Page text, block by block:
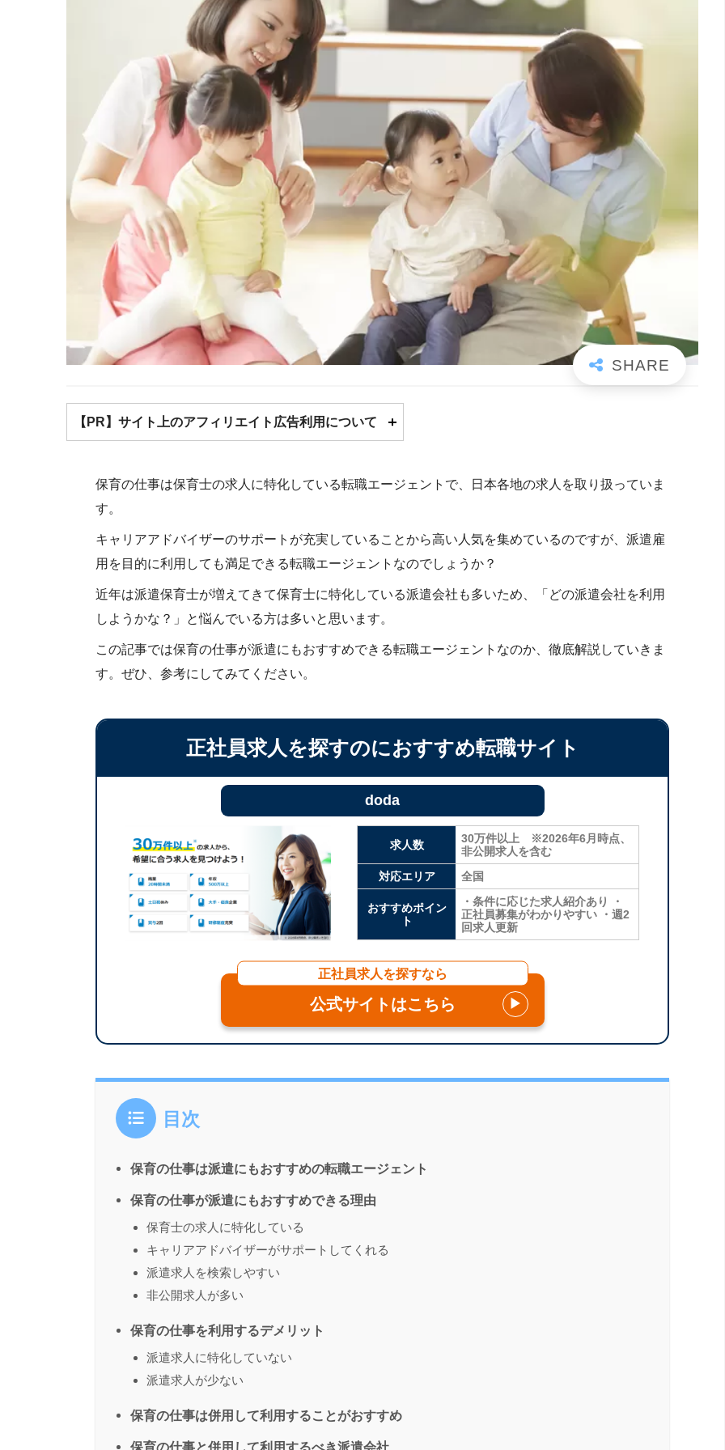
【PR】サイト上のアフィリエイト広告利用について
保育の仕事は保育士の求人に特化している転職エージェントで、日本各地の求人を取り扱っていま
す。
キャリアアドバイザーのサポートが充実していることから高い人気を集めているのですが、派遣雇
用を目的に利用しても満足できる転職エージェントなのでしょうか？
近年は派遣保育士が増えてきて保育士に特化している派遣会社も多いため、「どの派遣会社を利用
しようかな？」と悩んでいる方は多いと思います。
この記事では保育の仕事が派遣にもおすすめできる転職エージェントなのか、徹底解説していきま
す。ぜひ、参考にしてみてください。
正社員求人を探すのにおすすめ転職サイト
doda
求人数
30万件以上 ※2026年6月時点、
非公開求人を含む
対応エリア
全国
おすすめポイン
ト
・条件に応じた求人紹介あり ・
正社員募集がわかりやすい ・週2
回求人更新
正社員求人を探すなら
公式サイトはこちら ▶
目次
保育の仕事は派遣にもおすすめの転職エージェント
保育の仕事が派遣にもおすすめできる理由
保育士の求人に特化している
キャリアアドバイザーがサポートしてくれる
派遣求人を検索しやすい
非公開求人が多い
保育の仕事を利用するデメリット
派遣求人に特化していない
派遣求人が少ない
保育の仕事は併用して利用することがおすすめ
保育の仕事と併用して利用するべき派遣会社